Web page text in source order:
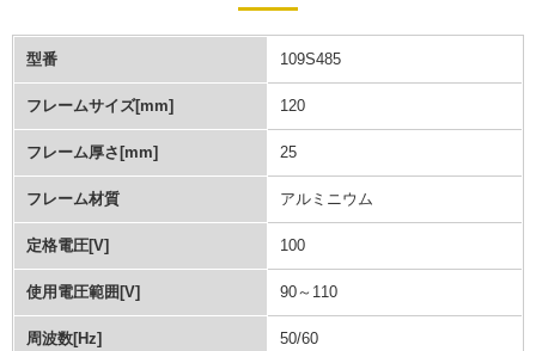
型番 109S485
フレームサイズ[mm] 120
フレーム厚さ[mm] 25
フレーム材質 アルミニウム
定格電圧[V] 100
使用電圧範囲[V] 90～110
周波数[Hz] 50/60